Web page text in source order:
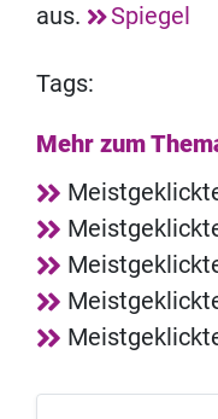
aus.
Spiegel
Tags:
Mehr zum